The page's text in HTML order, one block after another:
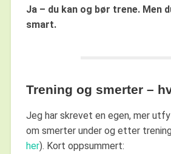
Ja – du kan og bør trene. Men
smart.
Trening og smerter –
Jeg har skrevet en egen, mer
om smerter under og etter
her). Kort oppsummert: